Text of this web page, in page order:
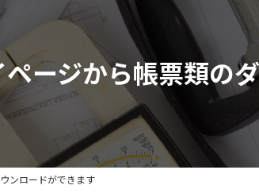
ページから帳票類の
ンロードができます